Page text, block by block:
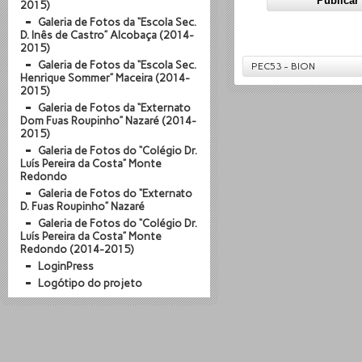
PEC53 - BION
2015)
Galeria de Fotos da “Escola Sec.
D. Inês de Castro” Alcobaça (2014-
2015)
Galeria de Fotos da “Escola Sec.
Henrique Sommer” Maceira (2014-
2015)
Galeria de Fotos da “Externato
Dom Fuas Roupinho” Nazaré (2014-
2015)
Galeria de Fotos do “Colégio Dr.
Luís Pereira da Costa” Monte
Redondo
Galeria de Fotos do “Externato
D. Fuas Roupinho” Nazaré
Galeria de Fotos do “Colégio Dr.
Luís Pereira da Costa” Monte
Redondo (2014-2015)
LoginPress
Logótipo do projeto